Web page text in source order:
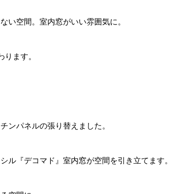
い空間。室内窓がいい雰囲気に。
ます。
ンパネルの張り替えました。
ル『デコマド』室内窓が空間を引き立てます。